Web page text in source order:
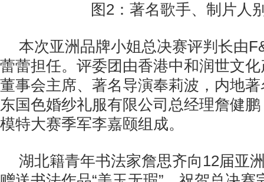
图2：著名歌手、制片人
本次亚洲品牌小姐总决赛评判长由
蕾蕾担任。评委团由香港中和润世文
董事会主席、著名导演奉莉波，内地
东国色婚纱礼服有限公司总经理詹健
模特大赛季军李嘉颐组成。
湖北籍青年书法家詹思齐向12届亚